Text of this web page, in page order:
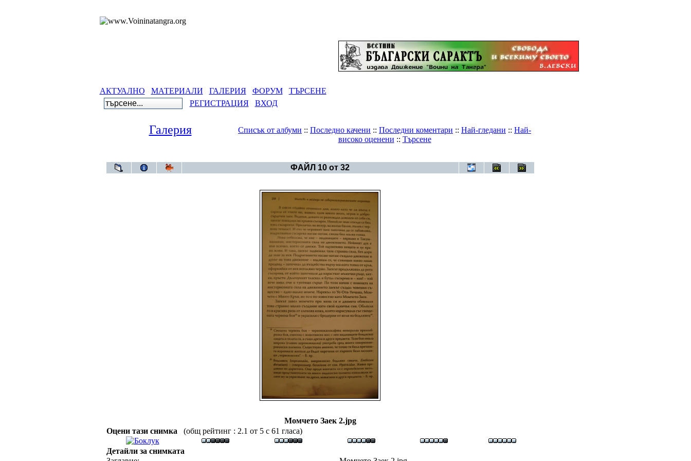
АКТУАЛНО МАТЕРИАЛИ ГАЛЕРИЯ ФОРУМ
ТЪРСЕНЕ
РЕГИСТРАЦИЯ
ВХОД
Галерия Списък от албуми :: Последно качени :: Последни коментари :: Най-гледани :: Най-
високо оценени :: Търсене
ФАЙЛ 10 от 32
Момчето Заек 2.jpg
Оцени тази снимка
(общ рейтинг : 2.1 от 5 с 61 гласа)
Детайли за снимката